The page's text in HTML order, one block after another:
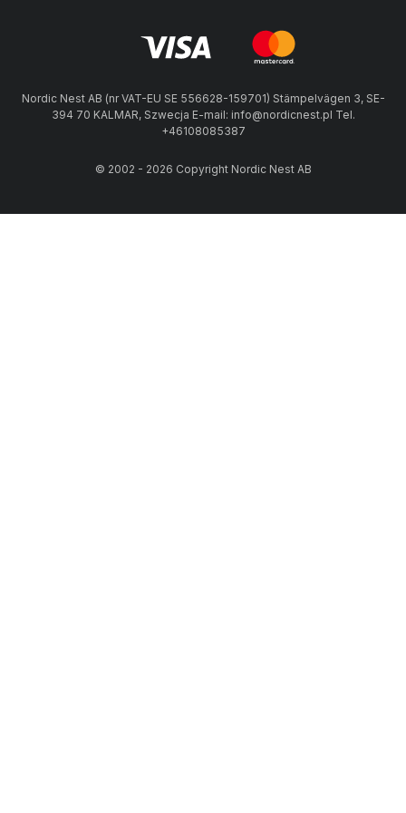
Nordic Nest AB (nr VAT-EU SE 556628-159701) Stämpelvägen 3, SE-
394 70 KALMAR, Szwecja E-mail: info@nordicnest.pl Tel.
+46108085387
© 2002 - 2026 Copyright Nordic Nest AB